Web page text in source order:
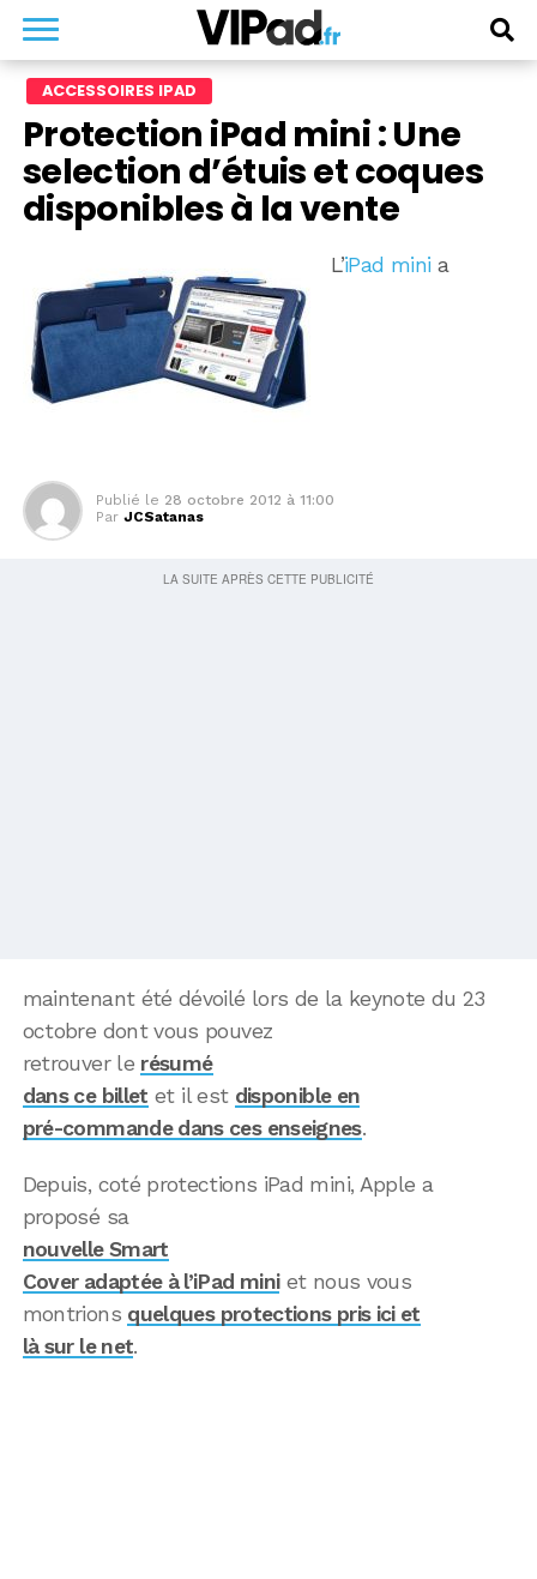
ACCESSOIRES IPAD
Protection iPad mini : Une
selection d’étuis et coques
disponibles à la vente
L’iPad mini a
Publié le 28 octobre 2012 à 11:00
Par JCSatanas
maintenant été dévoilé lors de la keynote du 23
octobre dont vous pouvez
retrouver le résumé
dans ce billet et il est disponible en
pré-commande dans ces enseignes.
Depuis, coté protections iPad mini, Apple a
proposé sa
nouvelle Smart
Cover adaptée à l’iPad miniet nous vous
montrions quelques protections pris ici et
là sur le net.